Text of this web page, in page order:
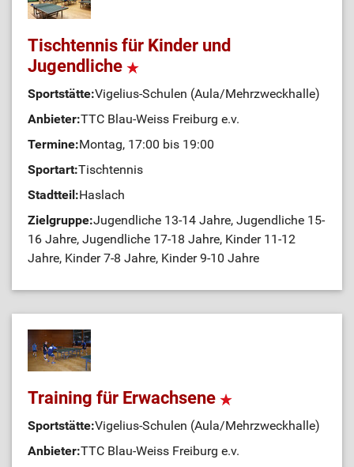
Tischtennis für Kinder und
Jugendliche
Sportstätte:Vigelius-Schulen (Aula/Mehrzweckhalle)
Anbieter:TTC Blau-Weiss Freiburg e.v.
Termine:Montag, 17:00 bis 19:00
Sportart:Tischtennis
Stadtteil:Haslach
Zielgruppe:Jugendliche 13-14 Jahre, Jugendliche 15-
16 Jahre, Jugendliche 17-18 Jahre, Kinder 11-12
Jahre, Kinder 7-8 Jahre, Kinder 9-10 Jahre
Training für Erwachsene
Sportstätte:Vigelius-Schulen (Aula/Mehrzweckhalle)
Anbieter:TTC Blau-Weiss Freiburg e.v.